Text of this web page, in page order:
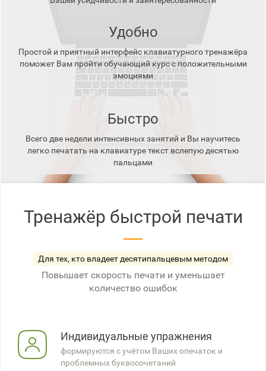
Удобно
Простой и приятный интерфейс клавиатурного тренажёра
поможет Вам пройти обучающий курс с положительными
эмоциями
Быстро
Всего две недели интенсивных занятий и Вы научитесь
легко печатать на клавиатуре текст вслепую десятью
пальцами
Тренажёр быстрой печати
Для тех, кто владеет десятипальцевым методом
Повышает скорость печати и уменьшает
количество ошибок
Индивидуальные упражнения
формируются с учётом Ваших опечаток и
проблемных буквосочетаний